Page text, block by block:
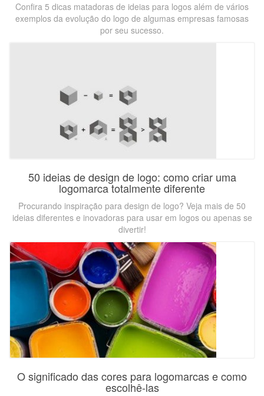
Confira 5 dicas matadoras de ideias para logos além de vários
exemplos da evolução do logo de algumas empresas famosas
por seu sucesso.
50 ideias de design de logo: como criar uma
logomarca totalmente diferente
Procurando inspiração para design de logo? Veja mais de 50
ideias diferentes e inovadoras para usar em logos ou apenas se
divertir!
O significado das cores para logomarcas e como
escolhê-las